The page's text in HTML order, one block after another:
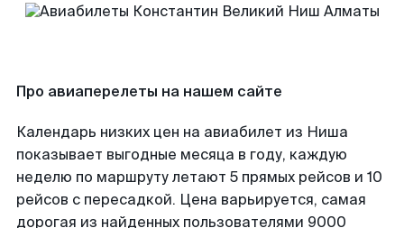
Про авиаперелеты на нашем сайте
Календарь низких цен на авиабилет из Ниша
показывает выгодные месяца в году, каждую
неделю по маршруту летают 5 прямых рейсов и 10
рейсов с пересадкой. Цена варьируется, самая
дорогая из найденных пользователями 9000